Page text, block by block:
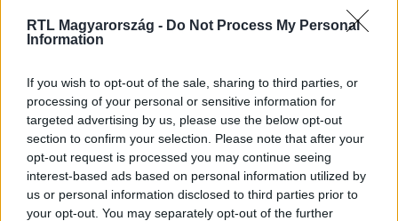
RTL Magyarország - Do Not Process My Personal
Information
If you wish to opt-out of the sale, sharing to third parties, or
processing of your personal or sensitive information for
targeted advertising by us, please use the below opt-out
section to confirm your selection. Please note that after your
opt-out request is processed you may continue seeing
interest-based ads based on personal information utilized by
us or personal information disclosed to third parties prior to
your opt-out. You may separately opt-out of the further